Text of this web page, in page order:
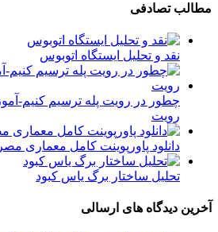
مطالب تصادفی
نقد و تحليل ايستگاه اتوبوس
رویت
دانلود پاورپوینت کامل معماری مصر
تحلیل ساختار برگ یاس کبود
آخرین دیدگاه های ارسالی